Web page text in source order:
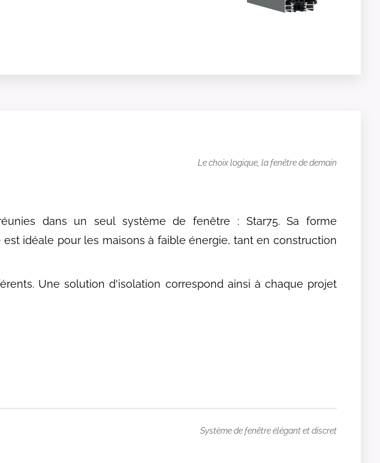
Le choix logique, la fenêtre de demain
dans un seul système de fenêtre : Star75. Sa forme
est idéale pour les maisons à faible énergie, tant en construction
Une solution d'isolation correspond ainsi à chaque projet
Système de fenêtre élégant et discret